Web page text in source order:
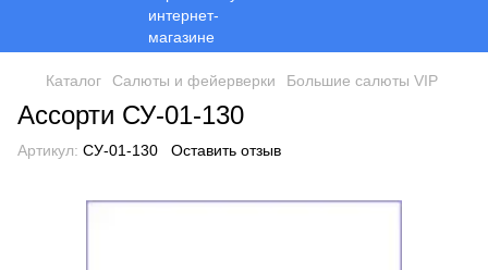
Каталог Салюты и фейерверки Большие салюты VIP
Ассорти СУ-01-130
Артикул: СУ-01-130 Оставить отзыв